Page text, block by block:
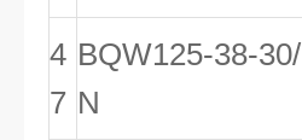
4
7
BQW125-38-30/
N